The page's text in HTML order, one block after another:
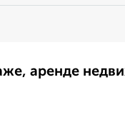
аренде